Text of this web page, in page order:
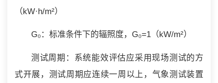
（kW·h/m²）
G₀：标准条件下的辐照度，G₀=1（kW/m²）
测试周期：系统能效评估应采用现场测试的方
式开展，测试周期应连续一周以上，气象测试装置